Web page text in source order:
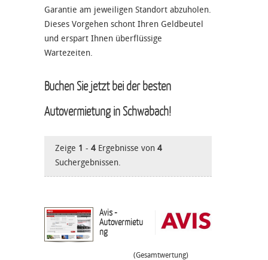
Garantie am jeweiligen Standort abzuholen.
Dieses Vorgehen schont Ihren Geldbeutel
und erspart Ihnen überflüssige
Wartezeiten.
Buchen Sie jetzt bei der besten
Autovermietung in Schwabach!
Zeige 1 - 4 Ergebnisse von 4
Suchergebnissen.
Avis -
Autovermietu
ng
(Gesamtwertung)